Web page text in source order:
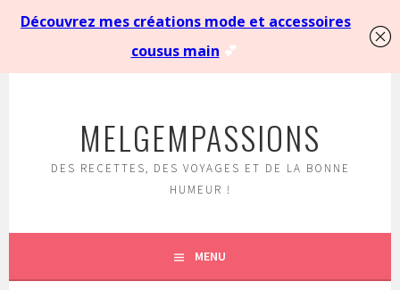
MELGEMPASSIONS
DES RECETTES, DES VOYAGES ET DE LA BONNE
HUMEUR !
MENU